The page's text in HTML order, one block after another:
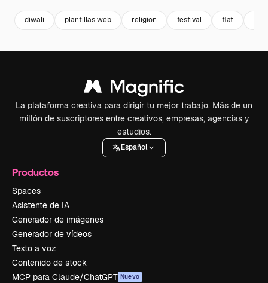
diwali plantillas web religion festival flat
La plataforma creativa para dirigir tu mejor trabajo. Más de un
millón de suscriptores entre creativos, empresas, agencias y
estudios.
Español
Productos
Spaces
Asistente de IA
Generador de imágenes
Generador de vídeos
Texto a voz
Contenido de stock
MCP para Claude/ChatGPT Nuevo